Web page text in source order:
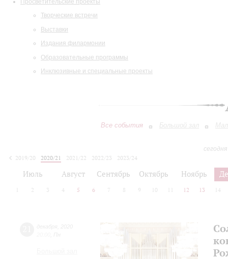
Творческие встречи
Выставки
Издания филармонии
Образовательные программы
Инклюзивные и специальные проекты
Все события Большой зал
2019/20
2020/21 2021/22 2022/23
2023/24
Июль Август Сентябрь Октябрь Ноябрь
2 3 4 5 6 7 8 9 10 12 13 14